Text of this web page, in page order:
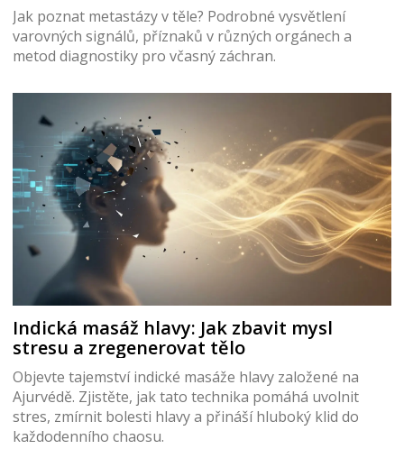
Jak poznat metastázy v těle? Podrobné vysvětlení
varovných signálů, příznaků v různých orgánech a
metod diagnostiky pro včasný záchran.
Indická masáž hlavy: Jak zbavit mysl
stresu a zregenerovat tělo
Objevte tajemství indické masáže hlavy založené na
Ajurvédě. Zjistěte, jak tato technika pomáhá uvolnit
stres, zmírnit bolesti hlavy a přináší hluboký klid do
každodenního chaosu.